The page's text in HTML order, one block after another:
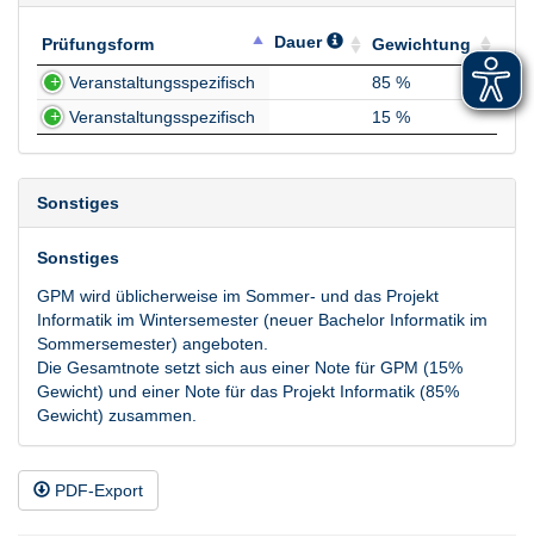
Prüfungsform Dauer
Gewichtung
Prüfungsform
Gewichtung
Veranstaltungsspezifisch
85 %
Veranstaltungsspezifisch
15 %
Sonstiges
Sonstiges
GPM wird üblicherweise im Sommer- und das Projekt
Informatik im Wintersemester (neuer Bachelor Informatik im
Sommersemester) angeboten.
Die Gesamtnote setzt sich aus einer Note für GPM (15%
Gewicht) und einer Note für das Projekt Informatik (85%
Gewicht) zusammen.
PDF-Export